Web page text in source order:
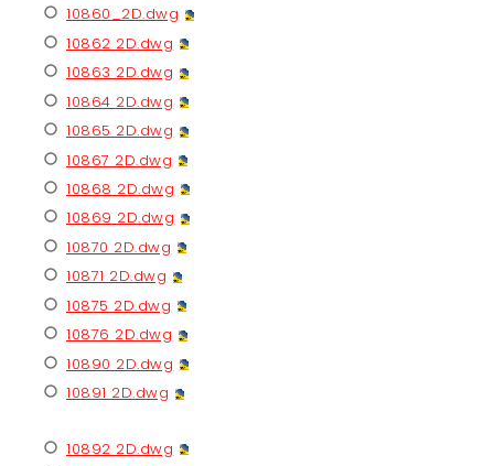
10860_2D.dwg
10862 2D.dwg
10863 2D.dwg
10864 2D.dwg
10865 2D.dwg
10867 2D.dwg
10868 2D.dwg
10869 2D.dwg
10870 2D.dwg
10871 2D.dwg
10875 2D.dwg
10876 2D.dwg
10890 2D.dwg
10891 2D.dwg
10892 2D.dwg